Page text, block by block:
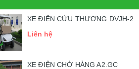
XE ĐIỆN CỨU THƯƠNG DVJH-2
Liên hệ
XE ĐIỆN CHỞ HÀNG A2.GC